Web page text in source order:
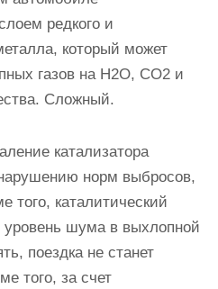
редкого и
который может
газов на H2O, CO2 и
Сложный.
катализатора
норм выбросов,
того, каталитический
уровень шума в выхлопной
поездка не станет
того, за счет